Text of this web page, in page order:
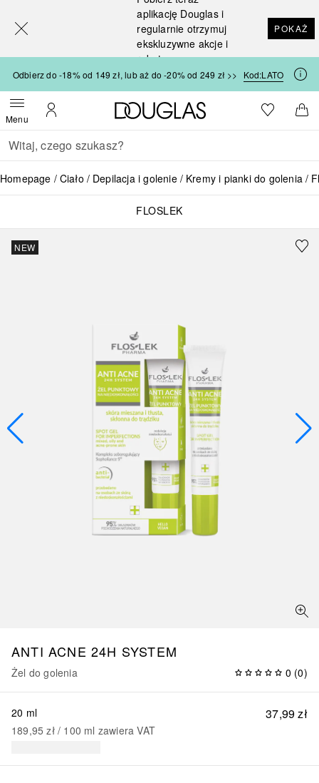
aplikację Douglas i
regularnie otrzymuj
ekskluzywne akcje i
rabaty
POKAŻ
Odbierz do -18% od 149 zł, lub aż do -20% od 249 zł >> Kod:LATO
MenuOtwórz menuMoje konto
Strona główna Douglas
Do listyDo
Wracać
Wykonaj wyszukiwanie
Homepage Ciało Depilacja i golenie Kremy i pianki do golenia
FLOSLEK
NEW
ANTI ACNE 24H SYSTEM
Żel do golenia 0 (0)
37,99 zł
20 ml
189,95 zł / 100 ml zawiera VAT
[navigation.slideout.screenreader]